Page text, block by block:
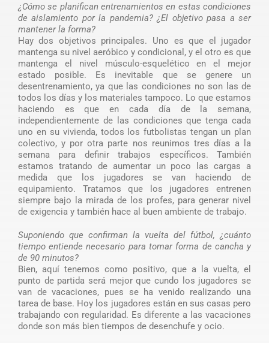
¿Cómo se planifican entrenamientos en estas condiciones
de aislamiento por la pandemia? ¿El objetivo pasa a ser
mantener la forma?
Hay dos objetivos principales. Uno es que el jugador
mantenga su nivel aeróbico y condicional, y el otro es que
mantenga el nivel músculo-esquelético en el mejor
estado posible. Es inevitable que se genere un
desentrenamiento, ya que las condiciones no son las de
todos los días y los materiales tampoco. Lo que estamos
haciendo es que en cada día de la semana,
independientemente de las condiciones que tenga cada
uno en su vivienda, todos los futbolistas tengan un plan
colectivo, y por otra parte nos reunimos tres días a la
semana para definir trabajos específicos. También
estamos tratando de aumentar un poco las cargas a
medida que los jugadores se van haciendo de
equipamiento. Tratamos que los jugadores entrenen
siempre bajo la mirada de los profes, para generar nivel
de exigencia y también hace al buen ambiente de trabajo.
Suponiendo que confirman la vuelta del fútbol, ¿cuánto
tiempo entiende necesario para tomar forma de cancha y
de 90 minutos?
Bien, aquí tenemos como positivo, que a la vuelta, el
punto de partida será mejor que cundo los jugadores se
van de vacaciones, pues se ha venido realizando una
tarea de base. Hoy los jugadores están en sus casas pero
trabajando con regularidad. Es diferente a las vacaciones
donde son más bien tiempos de desenchufe y ocio.